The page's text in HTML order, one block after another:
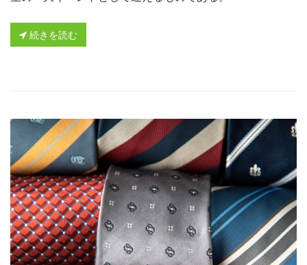
続きを読む